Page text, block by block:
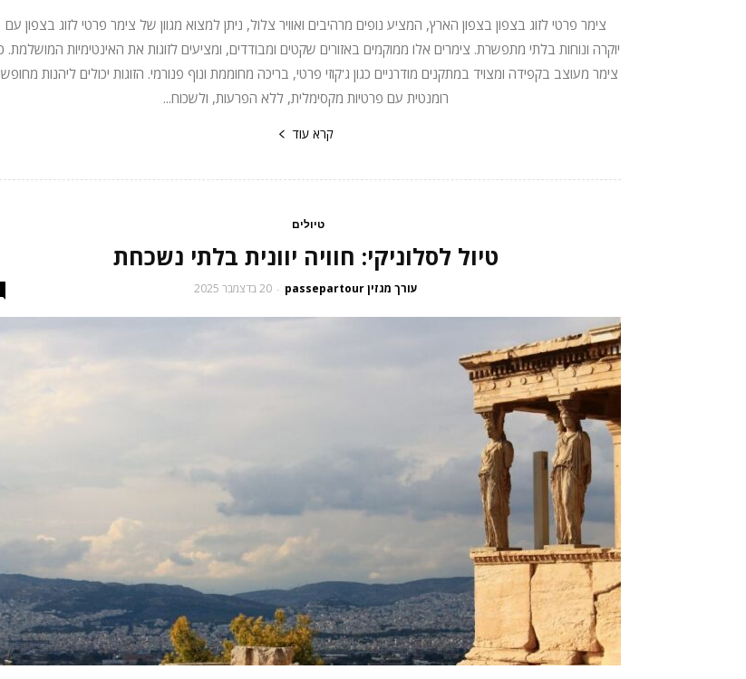
צימר פרטי לזוג בצפון בצפון הארץ, המציע נופים מרהיבים ואוויר צלול, ניתן למצוא מגוון של צימר פרטי לזוג בצפון עם
יוקרה ונוחות בלתי מתפשרת. צימרים אלו ממוקמים באזורים שקטים ומבודדים, ומציעים לזוגות את האינטימיות המושלמת.
צימר מעוצב בקפידה ומצויד במתקנים מודרניים כגון ג'קוזי פרטי, בריכה מחוממת ונוף פנורמי. הזוגות יכולים ליהנות
רומנטית עם פרטיות מקסימלית, ללא הפרעות, ולשכוח...
קרא עוד
טיולים
טיול לסלוניקי: חוויה יוונית בלתי נשכחת
עורך מגזין passepartour - 20 בדצמבר 2025